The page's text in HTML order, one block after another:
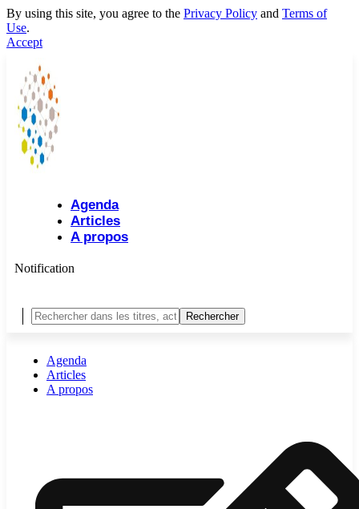
By using this site, you agree to the Privacy Policy and Terms of
Use.
Accept
Agenda
Articles
A propos
Notification
Agenda
Articles
A propos